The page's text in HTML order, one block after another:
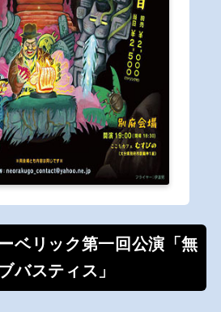
ベリック第一回公演「無
バスティス」